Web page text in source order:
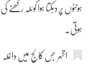
ہونٹوں پر دہکتا ہوا کوئلہ
ہوتی۔
اظہر جس کالج میں